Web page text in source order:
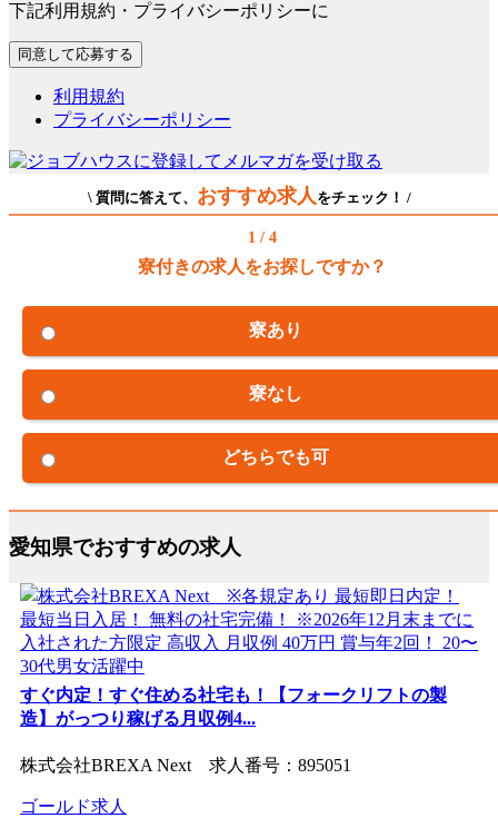
下記利用規約・プライバシーポリシーに
利用規約
プライバシーポリシー
\ 質問に答えて、 おすすめ求人をチェック！ /
1 / 4
寮付きの求人をお探しですか？
寮あり
寮なし
どちらでも可
愛知県でおすすめの求人
すぐ内定！すぐ住める社宅も！【フォークリフトの製
造】がっつり稼げる月収例4...
株式会社BREXA Next 求人番号：895051
ゴールド求人